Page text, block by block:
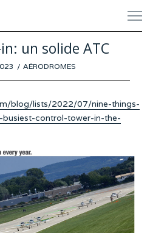
un solide ATC
25AÉRODROMES
blog/lists/2022/07/nine-things-
control-tower-in-the-